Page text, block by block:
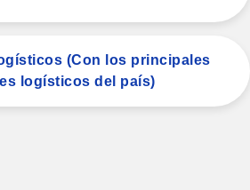
(Con los principales
logísticos del país)